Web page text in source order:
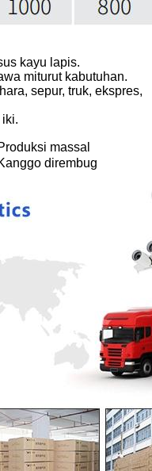
kayu lapis.
miturut kabutuhan.
sepur, truk, ekspres,
massal
dirembug